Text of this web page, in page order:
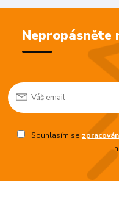
Nepropásněte
Souhlasím se